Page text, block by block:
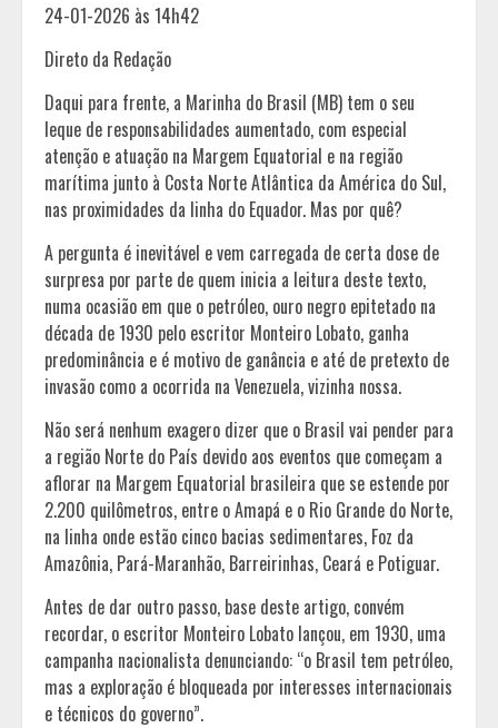
24-01-2026 às 14h42
Direto da Redação
Daqui para frente, a Marinha do Brasil (MB) tem o seu
leque de responsabilidades aumentado, com especial
atenção e atuação na Margem Equatorial e na região
marítima junto à Costa Norte Atlântica da América do Sul,
nas proximidades da linha do Equador. Mas por quê?
A pergunta é inevitável e vem carregada de certa dose de
surpresa por parte de quem inicia a leitura deste texto,
numa ocasião em que o petróleo, ouro negro epitetado na
década de 1930 pelo escritor Monteiro Lobato, ganha
predominância e é motivo de ganância e até de pretexto de
invasão como a ocorrida na Venezuela, vizinha nossa.
Não será nenhum exagero dizer que o Brasil vai pender para
a região Norte do País devido aos eventos que começam a
aflorar na Margem Equatorial brasileira que se estende por
2.200 quilômetros, entre o Amapá e o Rio Grande do Norte,
na linha onde estão cinco bacias sedimentares, Foz da
Amazônia, Pará-Maranhão, Barreirinhas, Ceará e Potiguar.
Antes de dar outro passo, base deste artigo, convém
recordar, o escritor Monteiro Lobato lançou, em 1930, uma
campanha nacionalista denunciando: “o Brasil tem petróleo,
mas a exploração é bloqueada por interesses internacionais
e técnicos do governo”.